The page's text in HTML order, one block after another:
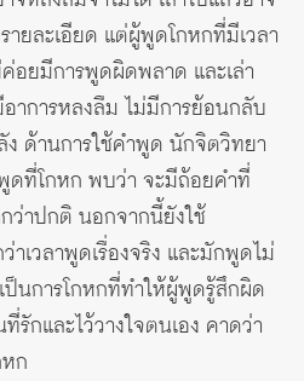
ยละเอียด แต่ผู้พูดโกหกที่มีเวลา
อยมีการพูดผิดพลาด และเล่า
อาการหลงลืม ไม่มีการย้อนกลับ
ง ด้านการใช้คำพูด นักจิตวิทยา
ดที่โกหก พบว่า จะมีถ้อยคำที่
ว่าปกติ นอกจากนี้ยังใช้
าเวลาพูดเรื่องจริง และมักพูดไม่
ป็นการโกหกที่ทำให้ผู้พูดรู้สึกผิด
รักและไว้วางใจตนเอง คาดว่า
ก